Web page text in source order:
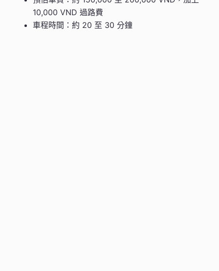
10,000 VND 過路費
車程時間：約 20 至 30 分鐘